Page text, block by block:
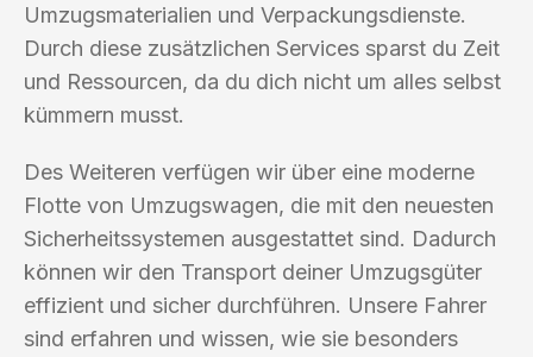
Umzugsmaterialien und Verpackungsdienste.
Durch diese zusätzlichen Services sparst du Zeit
und Ressourcen, da du dich nicht um alles selbst
kümmern musst.
Des Weiteren verfügen wir über eine moderne
Flotte von Umzugswagen, die mit den neuesten
Sicherheitssystemen ausgestattet sind. Dadurch
können wir den Transport deiner Umzugsgüter
effizient und sicher durchführen. Unsere Fahrer
sind erfahren und wissen, wie sie besonders